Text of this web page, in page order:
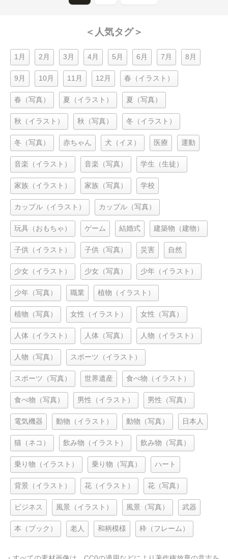
＜人気タグ＞
1月 2月 3月 4月 5月 6月 7月 8月
9月 10月 11月 12月 春（イラスト）
春（写真） 夏（イラスト） 夏（写真）
秋（イラスト） 秋（写真） 冬（イラスト）
冬（写真） 赤ちゃん 犬（イヌ） 医療 運動
音楽（イラスト） 音楽（写真） 学生（生徒）
家族（イラスト） 家族（写真） 学校
カップル（イラスト） カップル（写真）
玩具（おもちゃ） ゲーム 結婚式 建築物（建物）
子供（イラスト） 子供（写真） 災害 自然
少女（イラスト） 少女（写真） 少年（イラスト）
少年（写真） 職業 植物（イラスト）
植物（写真） 女性（イラスト） 女性（写真）
人体（イラスト） 人体（写真） 人物（イラスト）
人物（写真） スポーツ（イラスト）
スポーツ（写真） 世界遺産 食べ物（イラスト）
食べ物（写真） 男性（イラスト） 男性（写真）
電気機器 動物（イラスト） 動物（写真） 日本人
猫（ネコ） 飲み物（イラスト） 飲み物（写真）
乗り物（イラスト） 乗り物（写真） ハート
背景（イラスト） 花（イラスト） 花（写真）
ビジネス 風景（イラスト） 風景（写真） 武器
本（ブック） 老人 和柄模様 枠（フレーム）